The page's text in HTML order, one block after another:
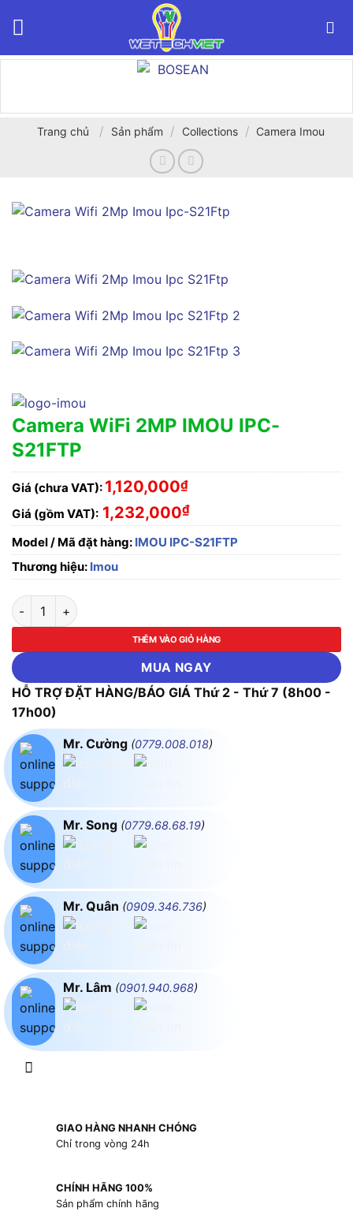
Trang chủ / Sản phẩm / Collections / Camera Imou
Camera WiFi 2MP IMOU IPC-
S21FTP
Giá (chưa VAT): 1,120,000₫
Giá (gồm VAT): 1,232,000₫
Model / Mã đặt hàng: IMOU IPC-S21FTP
Thương hiệu: Imou
Camera WiFi 2MP IMOU IPC-S21FTP số lượng
THÊM VÀO GIỎ HÀNG
MUA NGAY
HỖ TRỢ ĐẶT HÀNG/BÁO GIÁ Thứ 2 - Thứ 7 (8h00 -
17h00)
Mr. Cường (0779.008.018)
Mr. Song (0779.68.68.19)
Mr. Quân (0909.346.736)
Mr. Lâm (0901.940.968)
GIAO HÀNG NHANH CHÓNG
Chỉ trong vòng 24h
CHÍNH HÃNG 100%
Sản phẩm chính hãng